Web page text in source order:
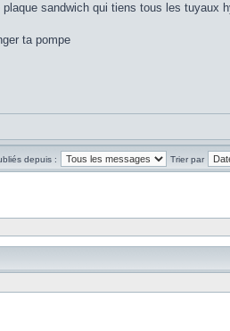
sandwich qui tiens tous les
ta pompe
depuis : Trier par